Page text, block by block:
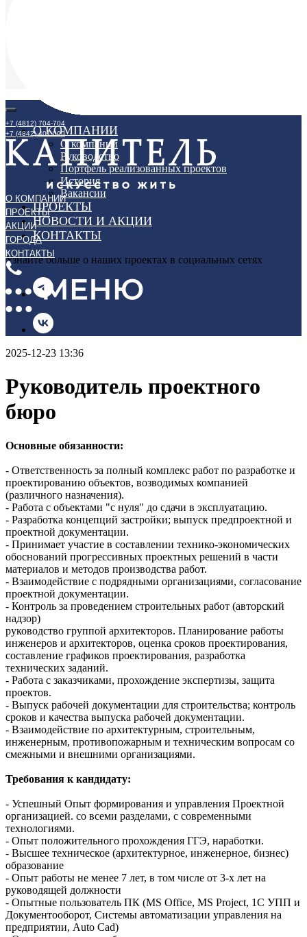
+7 (4812) 704-704
+7 (4842) 401-000
О КОМПАНИИ
ПРОЕКТЫ
АКЦИИ
ГОРОДА
КОНТАКТЫ
О КОМПАНИИ
О компании
Руководство
Портфель реализованных проектов
История
Вакансии
ПРОЕКТЫ
НОВОСТИ И АКЦИИ
КОНТАКТЫ
Узнайте больше о наших проектах в социальных сетях
2025-12-23 13:36
Руководитель проектного
бюро
Основные обязанности:
- Ответственность за полный комплекс работ по разработке и
проектированию объектов, возводимых компанией
(различного назначения).
- Работа с объектами "с нуля" до сдачи в эксплуатацию.
- Разработка концепций застройки; выпуск предпроектной и
проектной документации.
- Принимает участие в составлении технико-экономических
обоснований прогрессивных проектных решений в части
материалов и методов производства работ.
- Взаимодействие с подрядными организациями, согласование
проектной документации.
- Контроль за проведением строительных работ (авторский
надзор)
руководство группой архитекторов. Планирование работы
инженеров и архитекторов, оценка сроков проектирования,
составление графиков проектирования, разработка
технических заданий.
- Работа с заказчиками, прохождение экспертизы, защита
проектов.
- Выпуск рабочей документации для строительства; контроль
сроков и качества выпуска рабочей документации.
- Взаимодействие по архитектурным, строительным,
инженерным, противопожарным и техническим вопросам со
смежными и внешними организациями.
Требования к кандидату:
- Успешный Опыт формирования и управления Проектной
организацией. со всеми разделами, с современными
технологиями.
- Опыт положительного прохождения ГГЭ, наработки.
- Высшее техническое (архитектурное, инженерное, бизнес)
образование
- Опыт работы не менее 7 лет, в том числе от 3-х лет на
руководящей должности
- Опытные пользователь ПК (MS Office, MS Project, 1С УПП и
Документооборот, Системы автоматизации управления на
предприятии, Auto Cad)